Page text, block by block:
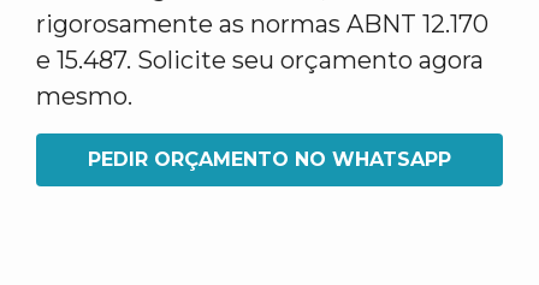
rigorosamente as normas ABNT 12.170
e 15.487. Solicite seu orçamento agora
mesmo.
PEDIR ORÇAMENTO NO WHATSAPP